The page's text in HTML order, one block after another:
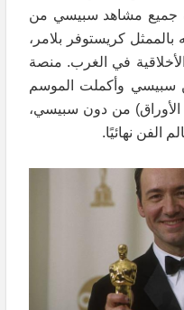
جميع مشاهد سبيسي من
بالممثل كريستوفر بلامر،
في الغرب. منصة
سبيسي وأكملت الموسم
الأوراق) من دون سبيسي،
الفن نهائيًا.